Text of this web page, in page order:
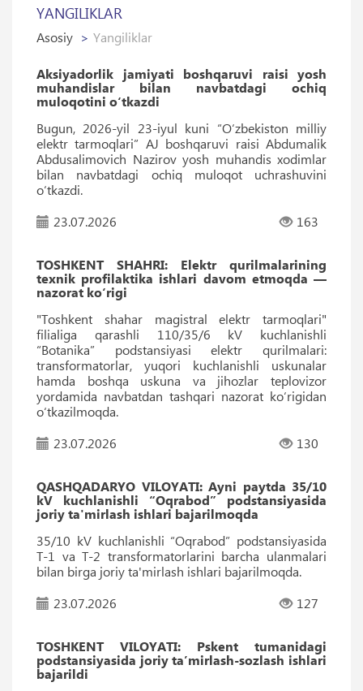
YANGILIKLAR
Asosiy Yangiliklar
Aksiyadorlik jamiyati boshqaruvi raisi yosh
muhandislar bilan navbatdagi ochiq
muloqotini o‘tkazdi
Bugun, 2026-yil 23-iyul kuni “O‘zbekiston milliy
elektr tarmoqlari” AJ boshqaruvi raisi Abdumalik
Abdusalimovich Nazirov yosh muhandis xodimlar
bilan navbatdagi ochiq muloqot uchrashuvini
o‘tkazdi.
23.07.2026
163
TOSHKENT SHAHRI: Elektr qurilmalarining
texnik profilaktika ishlari davom etmoqda —
nazorat ko‘rigi
"Toshkent shahar magistral elektr tarmoqlari"
filialiga qarashli 110/35/6 kV kuchlanishli
“Botanika” podstansiyasi elektr qurilmalari:
transformatorlar, yuqori kuchlanishli uskunalar
hamda boshqa uskuna va jihozlar teplovizor
yordamida navbatdan tashqari nazorat ko‘rigidan
o‘tkazilmoqda.
23.07.2026
130
QASHQADARYO VILOYATI: Ayni paytda 35/10
kV kuchlanishli “Oqrabod” podstansiyasida
joriy ta'mirlash ishlari bajarilmoqda
35/10 kV kuchlanishli “Oqrabod” podstansiyasida
T-1 va T-2 transformatorlarini barcha ulanmalari
bilan birga joriy ta'mirlash ishlari bajarilmoqda.
23.07.2026
127
TOSHKENT VILOYATI: Pskent tumanidagi
podstansiyasida joriy taʼmirlash-sozlash ishlari
bajarildi